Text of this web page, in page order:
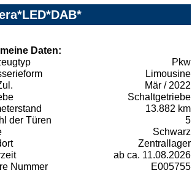
Daten:
Pkw
Limousine
Mär / 2022
Schaltgetriebe
13.882 km
der Türen
5
Schwarz
Zentrallager
ab ca. 11.08.2026
Nummer
E005755